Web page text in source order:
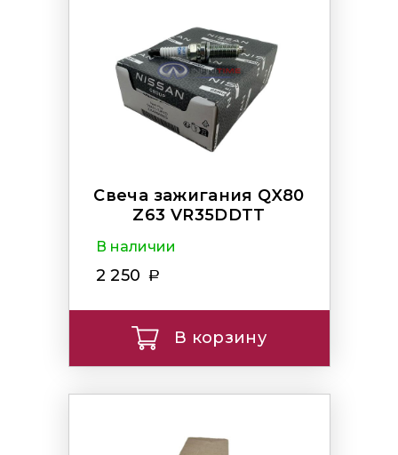
Свеча зажигания QX80
Z63 VR35DDTT
В наличии
2 250
В корзину